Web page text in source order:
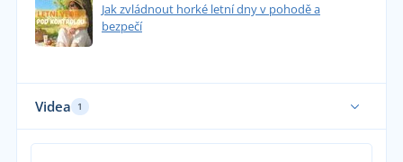
Jak zvládnout horké letní dny v pohodě a
bezpečí
Videa 1